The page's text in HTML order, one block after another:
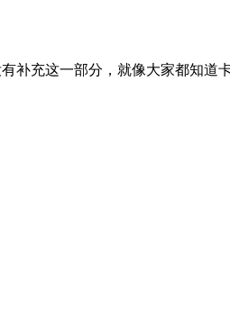
补充这一部分，就像大家都知道